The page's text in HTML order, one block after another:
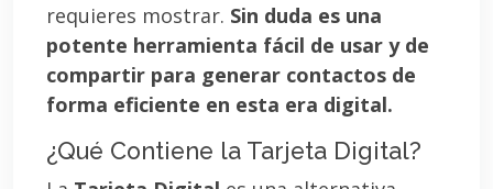
requieres mostrar. Sin duda es una
potente herramienta fácil de usar y de
compartir para generar contactos de
forma eficiente en esta era digital.
¿Qué Contiene la Tarjeta Digital?